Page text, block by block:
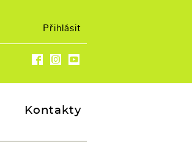
Přihlásit
Kontakty